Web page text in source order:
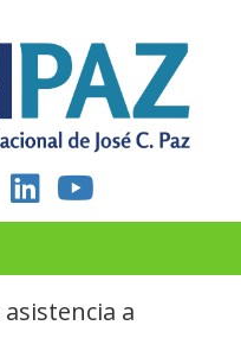
asistencia a